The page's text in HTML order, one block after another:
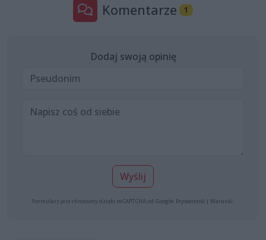
Komentarze 1
Dodaj swoją opinię
Wyślij
Formularz jest chroniony dzięki reCAPTCHA od Google: Prywatność | Warunki